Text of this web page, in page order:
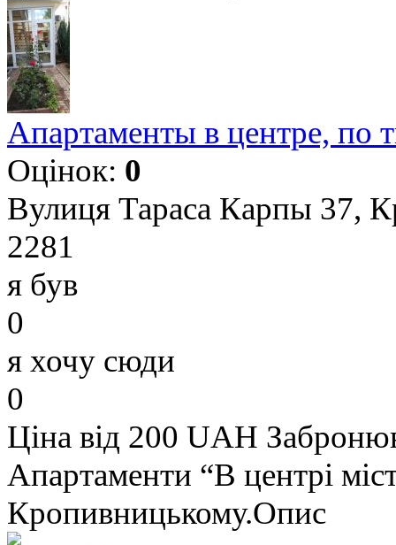
Апартаменты в центре, по
Оцінок: 0
Вулиця Тараса Карпы 37,
2281
я був
0
я хочу сюди
0
Ціна від 200 UAH
Апартаменти “В центрі
Кропивницькому.Опис